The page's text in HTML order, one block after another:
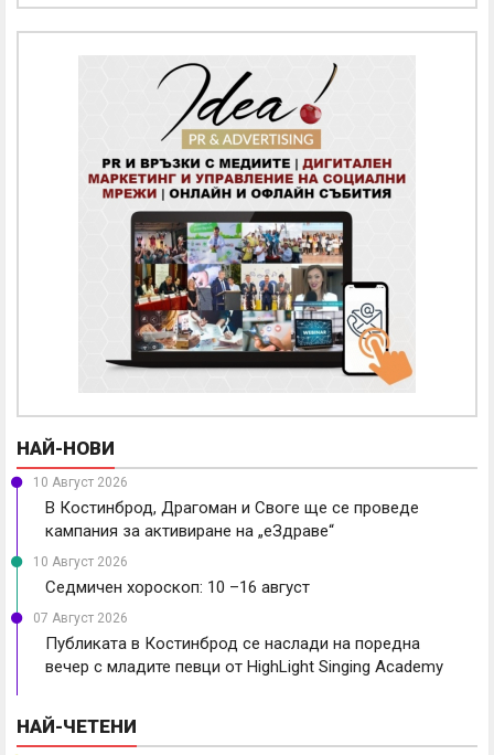
НАЙ-НОВИ
10 Август 2026
В Костинброд, Драгоман и Своге ще се проведе
кампания за активиране на „еЗдраве“
10 Август 2026
Седмичен хороскоп: 10 –16 август
07 Август 2026
Публиката в Костинброд се наслади на поредна
вечер с младите певци от HighLight Singing Academy
НАЙ-ЧЕТЕНИ